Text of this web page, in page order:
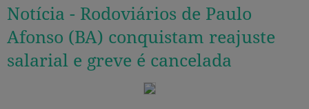
Notícia - Rodoviários de Paulo
Afonso (BA) conquistam reajuste
salarial e greve é cancelada